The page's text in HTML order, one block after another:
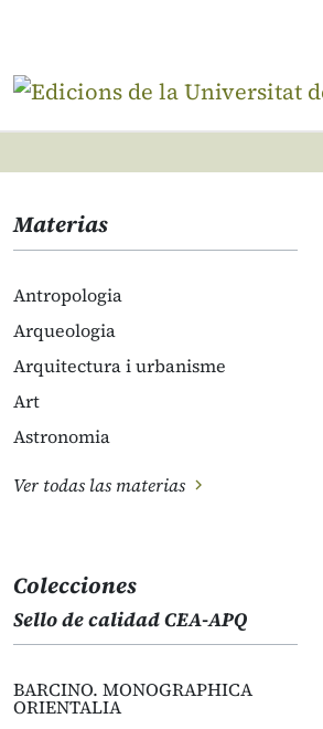
Materias
Antropologia
Arqueologia
Arquitectura i urbanisme
Art
Astronomia
Ver todas las materias
Colecciones
Sello de calidad CEA-APQ
BARCINO. MONOGRAPHICA
ORIENTALIA